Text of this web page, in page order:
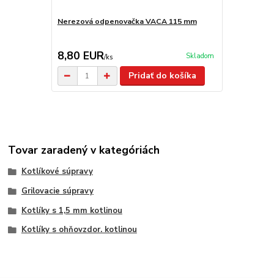
Nerezová odpenovačka VACA 115 mm
8,80 EUR/ks Skladom
Pridať do košíka
Tovar zaradený v kategóriách
Kotlíkové súpravy
Grilovacie súpravy
Kotlíky s 1,5 mm kotlinou
Kotlíky s ohňovzdor. kotlinou